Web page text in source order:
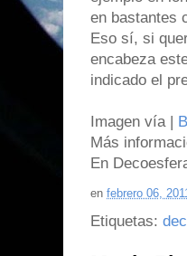
en bastantes
Eso sí, si
encabeza
indicado el
Imagen vía |
Más
En
en febrero 06,
Etiquetas: